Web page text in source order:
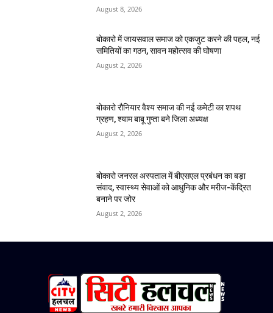
August 8, 2026
बोकारो में जायसवाल समाज को एकजुट करने की पहल, नई
समितियों का गठन, सावन महोत्सव की घोषणा
August 2, 2026
बोकारो रौनियार वैश्य समाज की नई कमेटी का शपथ
ग्रहण, श्याम बाबू गुप्ता बने जिला अध्यक्ष
August 2, 2026
बोकारो जनरल अस्पताल में बीएसएल प्रबंधन का बड़ा
संवाद, स्वास्थ्य सेवाओं को आधुनिक और मरीज-केंद्रित
बनाने पर जोर
August 2, 2026